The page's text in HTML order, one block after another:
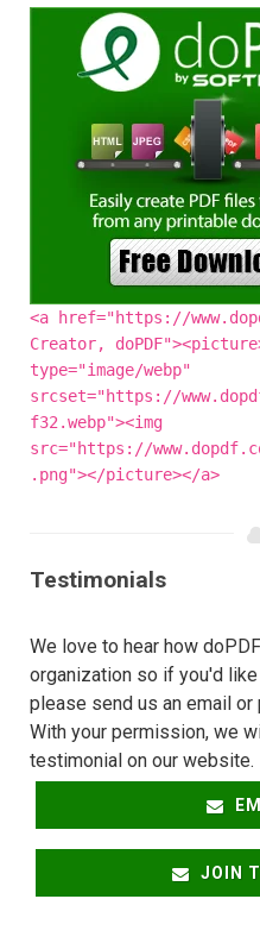
<a href="https://
Creator,
type="image/webp"
srcset="https://
f32.webp"><img
src="https://
.png"></picture></a>
Testimonials
We love to hear how
organization so if you'd
please send us an email
With your permission, we
testimonial on our website.
JOIN